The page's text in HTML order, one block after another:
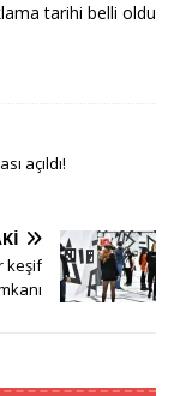
tarihi belli oldu
açıldı!
keşif